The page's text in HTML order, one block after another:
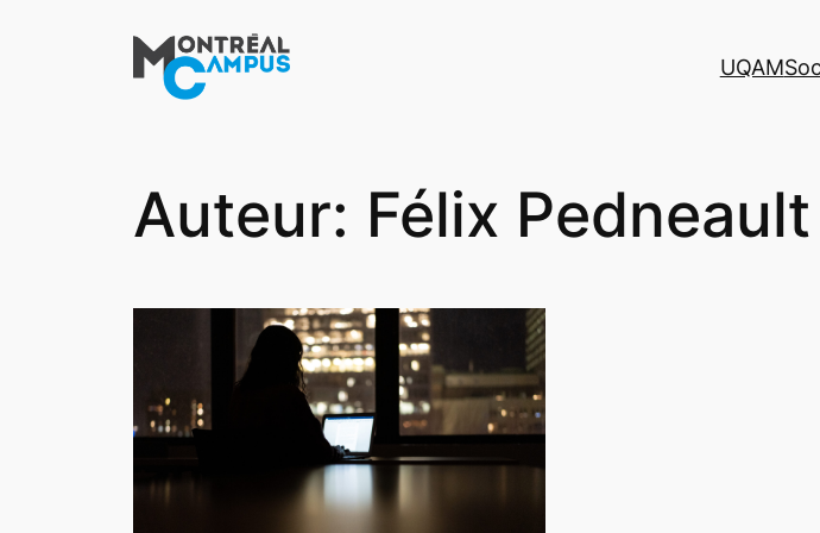
UQAM
Auteur: Félix